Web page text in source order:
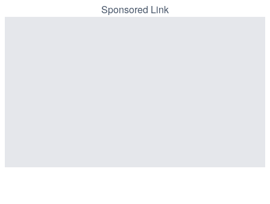
Sponsored Link